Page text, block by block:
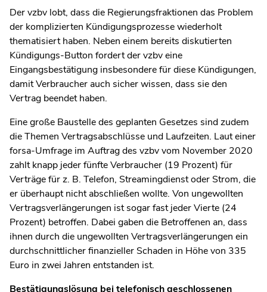
Der vzbv lobt, dass die Regierungsfraktionen das Problem
der komplizierten Kündigungsprozesse wiederholt
thematisiert haben. Neben einem bereits diskutierten
Kündigungs-Button fordert der vzbv eine
Eingangsbestätigung insbesondere für diese Kündigungen,
damit Verbraucher auch sicher wissen, dass sie den
Vertrag beendet haben.
Eine große Baustelle des geplanten Gesetzes sind zudem
die Themen Vertragsabschlüsse und Laufzeiten. Laut einer
forsa-Umfrage im Auftrag des vzbv vom November 2020
zahlt knapp jeder fünfte Verbraucher (19 Prozent) für
Verträge für z. B. Telefon, Streamingdienst oder Strom, die
er überhaupt nicht abschließen wollte. Von ungewollten
Vertragsverlängerungen ist sogar fast jeder Vierte (24
Prozent) betroffen. Dabei gaben die Betroffenen an, dass
ihnen durch die ungewollten Vertragsverlängerungen ein
durchschnittlicher finanzieller Schaden in Höhe von 335
Euro in zwei Jahren entstanden ist.
Bestätigungslösung bei telefonisch geschlossenen